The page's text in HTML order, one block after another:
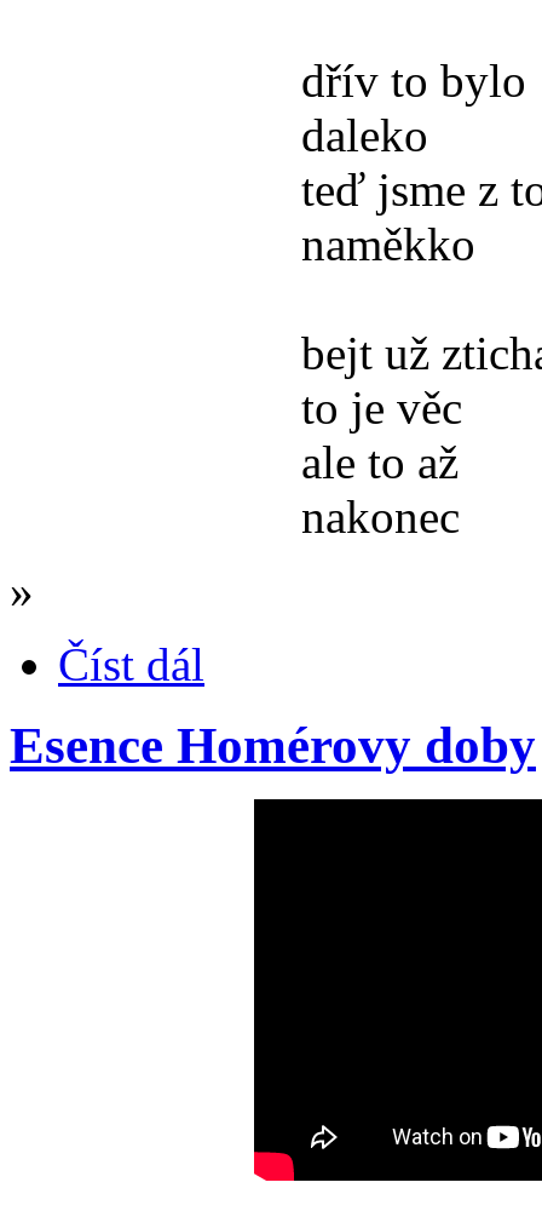
dřív to bylo
daleko
teď jsme z
naměkko
bejt už
to je věc
ale to až
nakonec
»
Číst dál
Esence Homérovy doby